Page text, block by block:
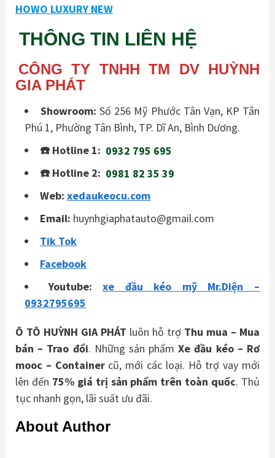
HOWO LUXURY NEW
THÔNG TIN LIÊN HỆ
CÔNG TY TNHH TM DV HUỲNH
GIA PHÁT
Showroom: Số 256 Mỹ Phước Tân Vạn, KP Tân
Phú 1, Phường Tân Bình, TP. Dĩ An, Bình Dương.
☎️ Hotline 1: 0932 795 695
☎️ Hotline 2: 0981 82 35 39
Web: xedaukeocu.com
Email: huynhgiaphatauto@gmail.com
Tik Tok
Facebook
Youtube:
xe đầu kéo mỹ Mr.Diện –
0932795695
Ô TÔ HUỲNH GIA PHÁT luôn hỗ trợ Thu mua – Mua
bán – Trao đổi. Những sản phẩmXe đầu kéo – Rơ
mooc – Container cũ, mới các loại. Hỗ trợ vay mới
lên đến 75% giá trị sản phẩm trên toàn quốc. Thủ
tục nhanh gọn, lãi suất ưu đãi.
About Author